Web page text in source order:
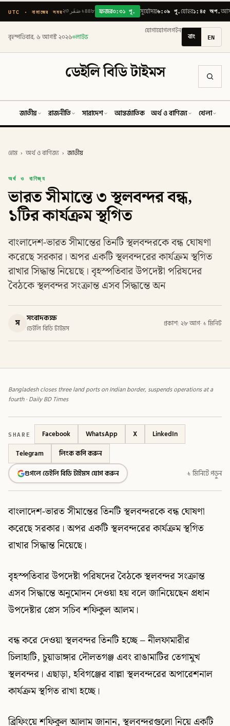
UTC · নামাজের সময় ২৩ صَفَر ১৪৪৮ ফজর৩:৩১ পূ. সূর্যোদয়৬:০৯ পূ.যোহর১:৪৫ অপ.
বৃহস্পতিবার, ৬ আগস্ট ২০২৬ লাইভ
যোগাযোগলগইন
বাং EN
ডেইলি বিডি টাইমস
জাতীয় রাজনীতি সারাদেশ আন্তর্জাতিক অর্থ ও বাণিজ্য খেলা
হোম › অর্থ ও বাণিজ্য › জাতীয়
অর্থ ও বাণিজ্য
ভারত সীমান্তে ৩ স্থলবন্দর বন্ধ,
১টির কার্যক্রম স্থগিত
বাংলাদেশ-ভারত সীমান্তের তিনটি স্থলবন্দরকে বন্ধ ঘোষণা
করেছে সরকার। অপর একটি স্থলবন্দরের কার্যক্রম স্থগিত
রাখার সিদ্ধান্ত নিয়েছে। বৃহস্পতিবার উপদেষ্টা পরিষদের
বৈঠকে স্থলবন্দর সংক্রান্ত এসব সিদ্ধান্তে অন
স সংবাদকক্ষ
ডেইলি বিডি টাইমস
প্রকাশ: ২৮ আগ· ১ মিনিট
Bangladesh closes three land ports on Indian border, suspends operations at a
fourth · Daily BD Times
SHARE Facebook WhatsApp X
LinkedIn
Telegram
লিংক কপি করুন
গুগলে ডেইলি বিডি টাইমস যোগ করুন
১ মিনিটে পড়ুন
বাংলাদেশ-ভারত সীমান্তের তিনটি স্থলবন্দরকে বন্ধ ঘোষণা
করেছে সরকার। অপর একটি স্থলবন্দরের কার্যক্রম স্থগিত
রাখার সিদ্ধান্ত নিয়েছে।
বৃহস্পতিবার উপদেষ্টা পরিষদের বৈঠকে স্থলবন্দর সংক্রান্ত
এসব সিদ্ধান্তে অনুমোদন দেওয়া হয় বলে জানিয়েছেন প্রধান
উপদেষ্টার প্রেস সচিব শফিকুল আলম।
বন্ধ করে দেওয়া স্থলবন্দর তিনটি হচ্ছে – নীলফামারীর
চিলাহাটি, চুয়াডাঙ্গার দৌলতগঞ্জ এবং রাঙামাটির তেগামুখ
স্থলবন্দর। এছাড়া, হবিগঞ্জের বাল্লা স্থলবন্দরের অপারেশনাল
কার্যক্রম স্থগিত রাখা হচ্ছে।
ব্রিফিংয়ে শফিকুল আলাম জানান, স্থলবন্দরগুলো নিয়ে একটি